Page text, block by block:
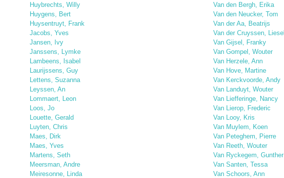
Huybrechts, Willy
Huygens, Bert
Huysentruyt, Frank
Jacobs, Yves
Jansen, Ivy
Janssens, Lymke
Lambeens, Isabel
Laurijssens, Guy
Lettens, Suzanna
Leyssen, An
Lommaert, Leon
Loos, Jo
Louette, Gerald
Luyten, Chris
Maes, Dirk
Maes, Yves
Martens, Seth
Meersman, Andre
Meiresonne, Linda
Van den Bergh, Erika
Van den Neucker, Tom
Van der Aa, Beatrijs
Van der Cruyssen, Liesel
Van Gijsel, Franky
Van Gompel, Wouter
Van Herzele, Ann
Van Hove, Martine
Van Kerckvoorde, Andy
Van Landuyt, Wouter
Van Liefferinge, Nancy
Van Lierop, Frederic
Van Looy, Kris
Van Muylem, Koen
Van Peteghem, Pierre
Van Reeth, Wouter
Van Ryckegem, Gunther
Van Santen, Tessa
Van Schoors, Ann